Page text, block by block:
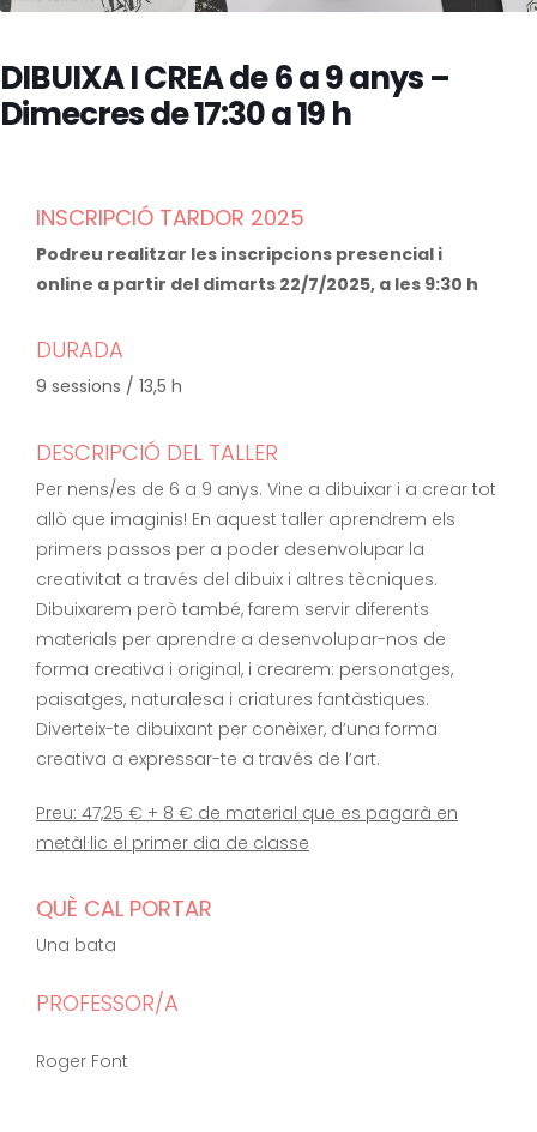
DIBUIXA I CREA de 6 a 9 anys –
Dimecres de 17:30 a 19 h
INSCRIPCIÓ TARDOR 2025
Podreu realitzar les inscripcions presencial i
online a partir del dimarts 22/7/2025, a les 9:30 h
DURADA
9 sessions / 13,5 h
DESCRIPCIÓ DEL TALLER
Per nens/es de 6 a 9 anys. Vine a dibuixar i a crear tot
allò que imaginis! En aquest taller aprendrem els
primers passos per a poder desenvolupar la
creativitat a través del dibuix i altres tècniques.
Dibuixarem però també, farem servir diferents
materials per aprendre a desenvolupar-nos de
forma creativa i original, i crearem: personatges,
paisatges, naturalesa i criatures fantàstiques.
Diverteix-te dibuixant per conèixer, d’una forma
creativa a expressar-te a través de l’art.
Preu: 47,25 € + 8 € de material que es pagarà en
metàl·lic el primer dia de classe
QUÈ CAL PORTAR
Una bata
PROFESSOR/A
Roger Font